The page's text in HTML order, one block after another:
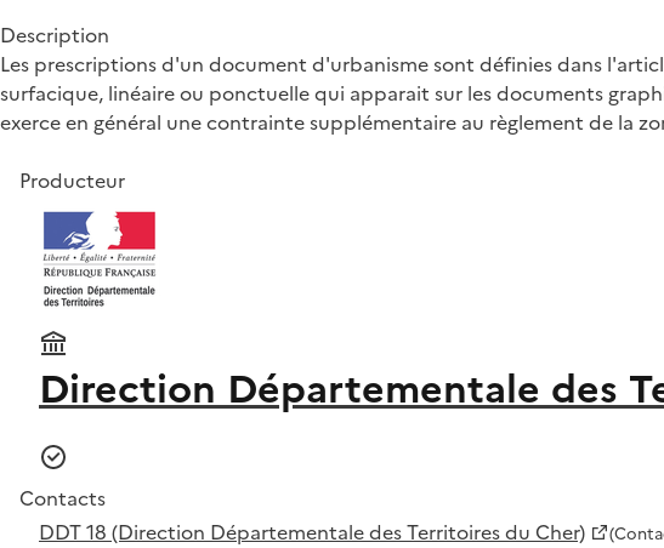
Description
Les prescriptions d'un document d'urbanisme sont définies dans
surfacique, linéaire ou ponctuelle qui apparait sur les documents
exerce en général une contrainte supplémentaire au règlement de la
Producteur
Direction Départementale des
Contacts
DDT 18 (Direction Départementale des Territoires du Cher)